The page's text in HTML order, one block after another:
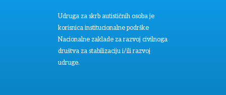
Udruga za skrb autističnih osoba je
korisnica institucionalne podrške
Nacionalne zaklade za razvoj civilnoga
društva za stabilizaciju i/ili razvoj
udruge.